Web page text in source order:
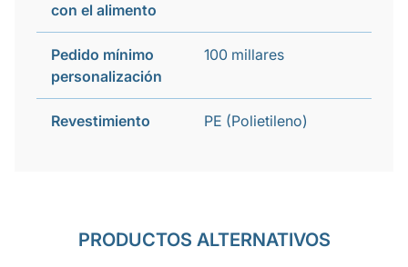
con el alimento
Pedido mínimo
personalización
100 millares
Revestimiento PE (Polietileno)
PRODUCTOS ALTERNATIVOS